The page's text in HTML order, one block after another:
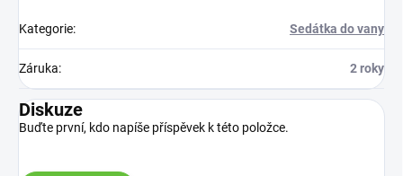
Kategorie: Sedátka do vany
Záruka: 2 roky
Diskuze
Buďte první, kdo napíše příspěvek k této položce.